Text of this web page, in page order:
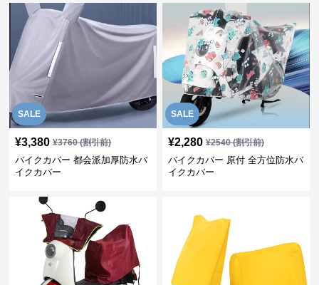
SALE
¥3,380 ¥3760(割引前)
バイクカバー 都会派加厚防水バ
イクカバー
SALE
¥2,280 ¥2540(割引前)
バイクカバー 原付 全方位防水バ
イクカバー